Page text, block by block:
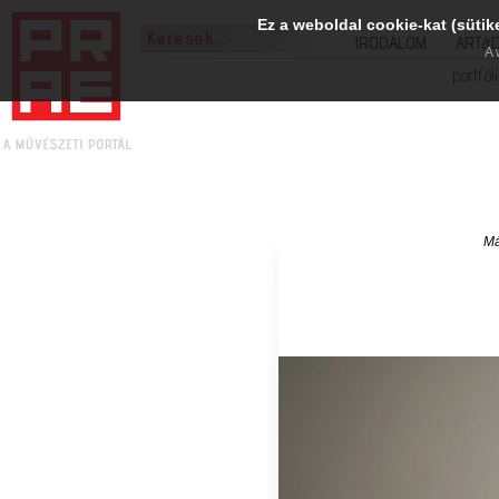
IRODALOM
Ez a weboldal cookie-kat
A